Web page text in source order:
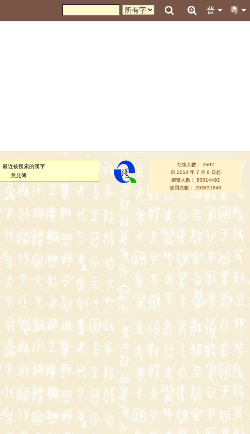
粵
普
最近被搜索的漢字
意見簿
在線人數： 2602
自 2014 年 7 月 8 日起
瀏覽人數： 80014492
使用次數： 293831840